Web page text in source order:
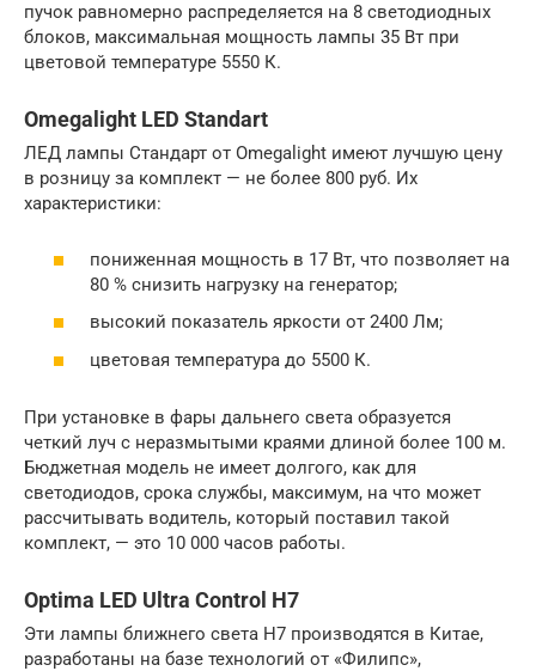
пучок равномерно распределяется на 8 светодиодных
блоков, максимальная мощность лампы 35 Вт при
цветовой температуре 5550 К.
Omegalight LED Standart
ЛЕД лампы Стандарт от Omegalight имеют лучшую цену
в розницу за комплект — не более 800 руб. Их
характеристики:
пониженная мощность в 17 Вт, что позволяет на
80 % снизить нагрузку на генератор;
высокий показатель яркости от 2400 Лм;
цветовая температура до 5500 К.
При установке в фары дальнего света образуется
четкий луч с неразмытыми краями длиной более 100 м.
Бюджетная модель не имеет долгого, как для
светодиодов, срока службы, максимум, на что может
рассчитывать водитель, который поставил такой
комплект, — это 10 000 часов работы.
Optima LED Ultra Control H7
Эти лампы ближнего света H7 производятся в Китае,
разработаны на базе технологий от «Филипс»,